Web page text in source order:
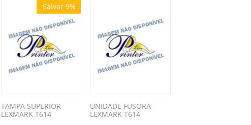
Salvar 9%
TAMPA SUPERIOR
LEXMARK T614
UNIDADE FUSORA
LEXMARK T614